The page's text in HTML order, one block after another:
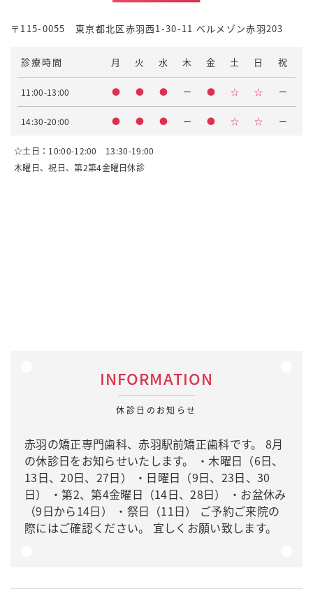
〒115-0055 東京都北区赤羽西1-30-11 べルメゾン赤羽203
診療時間 月 火 水 木 金 土 日 祝
11:00-13:00 ● ● ● ー ● ☆ ☆ ー
14:30-20:00 ● ● ● ー ● ☆ ☆ ー
☆土日：10:00-12:00 13:30-19:00
木曜日、祝日、第2第4金曜日休診
INFORMATION
休診日のお知らせ
赤羽の矯正専門歯科、赤羽駅前矯正歯科です。 8月
の休診日をお知らせいたします。 ・木曜日（6日、
13日、20日、27日） ・日曜日（9日、23日、30
日） ・第2、第4金曜日（14日、28日） ・お盆休み
（9日から14日） ・祭日（11日） ご予約ご来院の
際にはご確認ください。 宜しくお願い致します。